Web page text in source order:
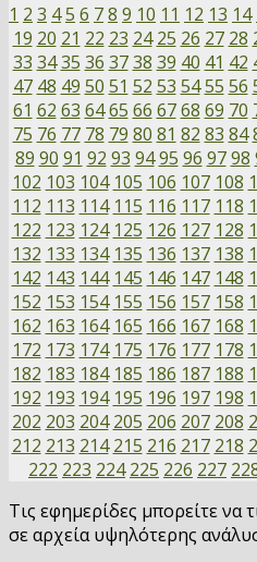
1 2 3 45 6 78 9 10 11 12 13 14
19 20 21 22 23 24 25 26 27 28
33 34 35 36 37 38 39 40 41 42
47 48 49 50 51 52 53 54 55 56
61 62 63 64 65 66 67 68 69 70
75 76 77 78 79 80 81 82 83 84
89 90 91 92 93 94 95 96 97 98
102 103 104 105 106 107 108
112 113 114 115 116 117 118
122 123 124 125 126 127 128
132 133 134 135 136 137 138
142 143 144 145 146 147 148
152 153 154 155 156 157 158
162 163 164 165 166 167 168
172 173 174 175 176 177 178
182 183 184 185 186 187 188
192 193 194 195 196 197 198
202 203 204 205 206 207 208
212 213 214 215 216 217 218
222 223 224 225 226 227
Τις εφημερίδες μπορείτε να
σε αρχεία υψηλότερης